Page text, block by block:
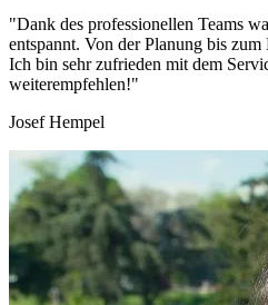
"Dank des professionellen Teams
entspannt. Von der Planung bis
Ich bin sehr zufrieden mit dem
weiterempfehlen!"
Josef Hempel